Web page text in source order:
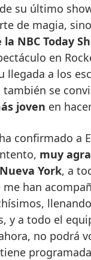
su último
de magia,
NBC Today
en
llegada a los
también se
joven en
confirmado a
muy
York, a
han
y a todo el
no podrá